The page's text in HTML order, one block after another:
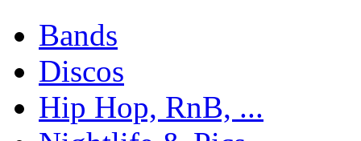
Bands
Discos
Hip Hop, RnB, ...